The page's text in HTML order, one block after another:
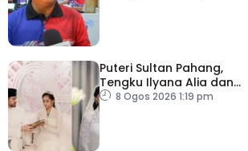
Puteri Sultan Pahang,
Tengku Ilyana Alia dan
pasangan selamat
8 Ogos 2026 1:19 pm